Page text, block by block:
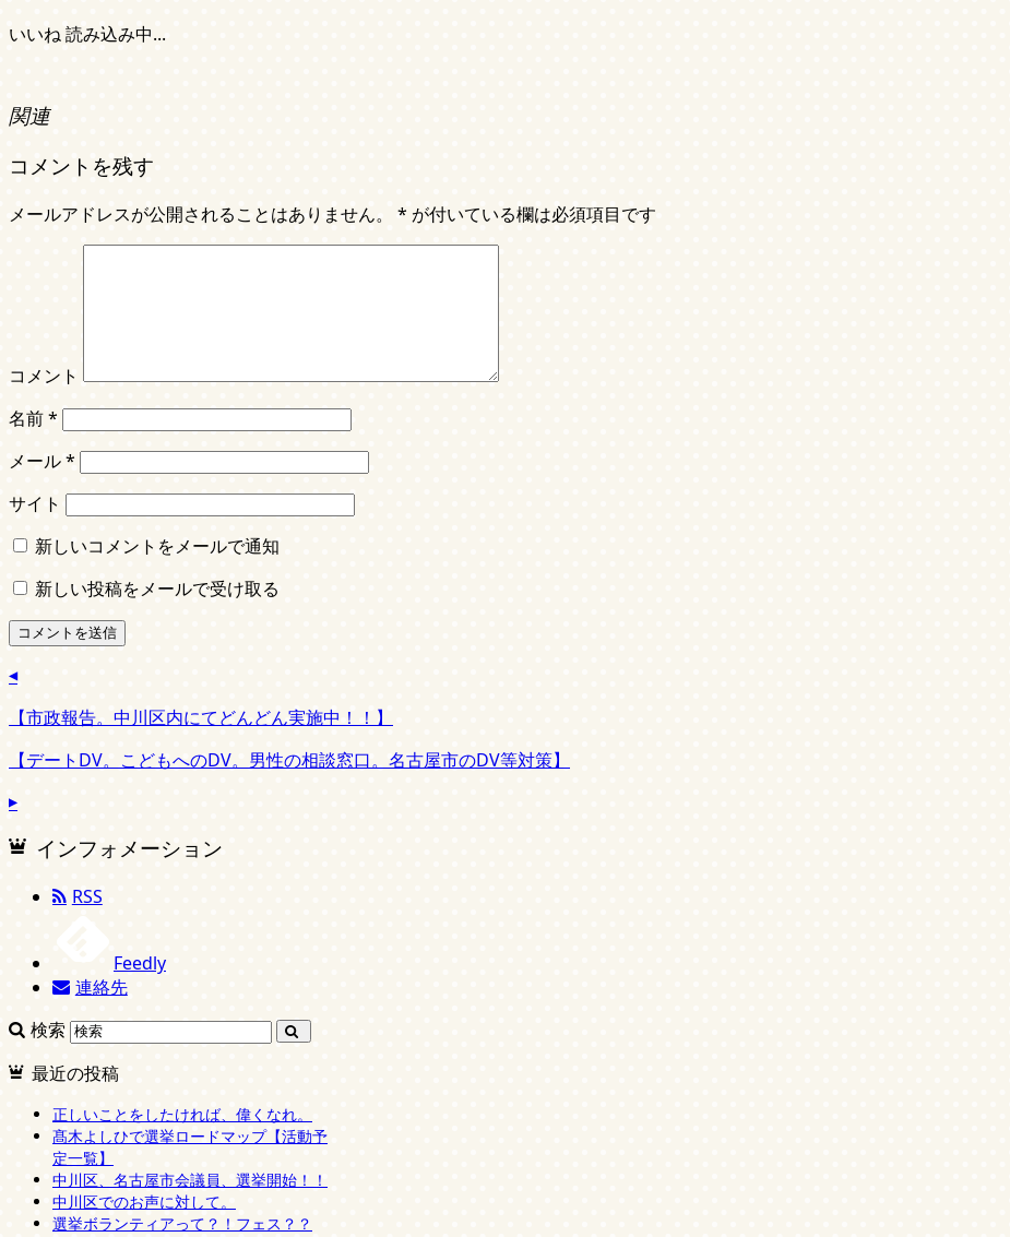
いいね読み込み中...
関連
コメントを残す
メールアドレスが公開されることはありません。 * が付いている欄は必須項目です
コメント
名前*
メール*
サイト
新しいコメントをメールで通知
新しい投稿をメールで受け取る
【市政報告。中川区内にてどんどん実施中！！】
【デートDV。こどもへのDV。男性の相談窓口。名古屋市のDV等対策】
インフォメーション
RSS
Feedly
連絡先
検索
最近の投稿
正しいことをしたければ、偉くなれ。
髙木よしひで選挙ロードマップ【活動予
定一覧】
中川区、名古屋市会議員、選挙開始！！
中川区でのお声に対して。
選挙ボランティアって？！フェス？？